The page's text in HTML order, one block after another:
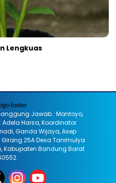
Lengkuas
Jawab : Mantoyo,
Adela Harsa, Koordinator
Ganda Wijaya, Asep
25A Desa Tanimulya
Kabupaten Bandung Barat